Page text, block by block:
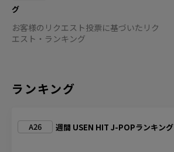
グ
お客様のリクエスト投票に基づいたリク
エスト・ランキング
ランキング
A26 週間 USEN HIT J-POPランキング